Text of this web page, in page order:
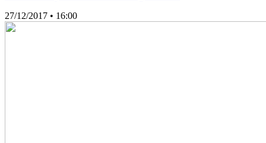
27/12/2017 • 16:00